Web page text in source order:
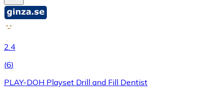
2.4
(6)
PLAY-DOH Playset Drill and Fill Dentist